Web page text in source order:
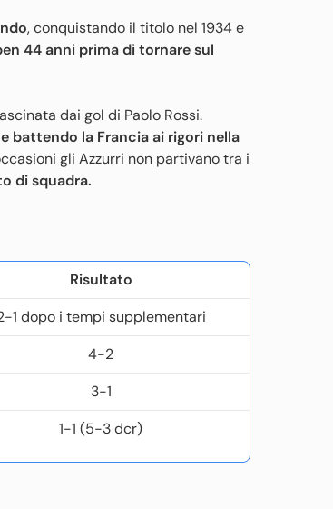
, conquistando il titolo nel 1934 e
44 anni prima di tornare sul
dai gol di Paolo Rossi.
battendo la Francia ai rigori nella
gli Azzurri non partivano tra i
di squadra.
Risultato
1 dopo i tempi supplementari
4-2
3-1
1-1 (5-3 dcr)